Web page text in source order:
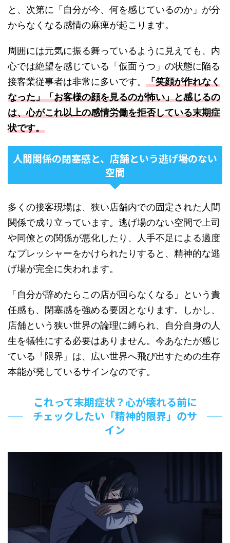
と、次第に「自分が今、何を感じているのか」が分
からなくなる感情の麻痺が起こります。
周囲には元気に振る舞っているように見えても、内
心では絶望を感じている「仮面うつ」の状態に陥る
接客業従事者は非常に多いです。 「笑顔が作れなく
なった」「お客様の顔を見るのが怖い」と感じるの
は、心がこれ以上の感情労働を拒否している末期症
状です。
人間関係の閉塞感と、店舗という逃げ場のない
空間
多くの接客現場は、狭い店舗内での固定された人間
関係で成り立っています。逃げ場のない空間で上司
や同僚との関係が悪化したり、人手不足による過度
なプレッシャーをかけられたりすると、精神的な逃
げ場が完全に失われます。
「自分が辞めたらこの店が回らなくなる」という責
任感も、閉塞感を強める要因となります。しかし、
店舗という狭い世界の論理に縛られ、自分自身の人
生を犠牲にする必要はありません。今あなたが感じ
ている「限界」は、広い世界へ飛び出すための生存
本能が発しているサインなのです。
これって末期症状？心が壊れる前に
チェックしたい「精神的限界」のサ
イン